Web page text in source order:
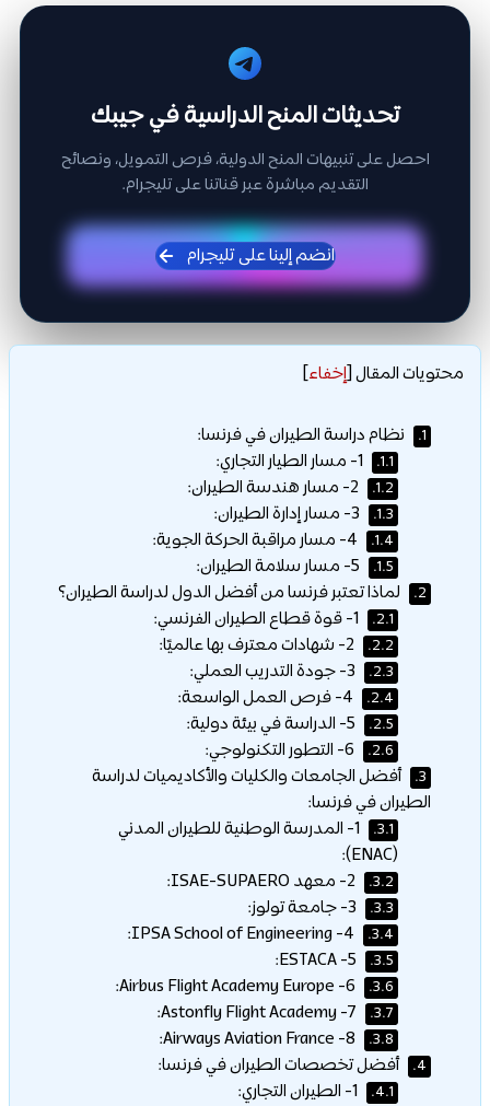
تحديثات المنح الدراسية في جيبك
احصل على تنبيهات المنح الدولية، فرص التمويل، ونصائح
التقديم مباشرة عبر قناتنا على تليجرام.
انضم إلينا على تليجرام
محتويات المقال[إخفاء]
1. نظام دراسة الطيران في فرنسا:
1.1.
1.2.
1.3.
1.4.
1.5.
2. لماذا تعتبر فرنسا من أفضل الدول لدراسة الطيران؟
2.1.
2.2.
2.3.
2.4.
2.5.
2.6.
3.
أفضل الجامعات والكليات والأكاديميات لدراسة
الطيران في فرنسا:
3.1.
1- المدرسة الوطنية للطيران المدني
(ENAC):
3.2.
3.3.
3.4.
3.5.
3.6.
3.7.
3.8.
4. أفضل تخصصات الطيران في فرنسا:
4.1.